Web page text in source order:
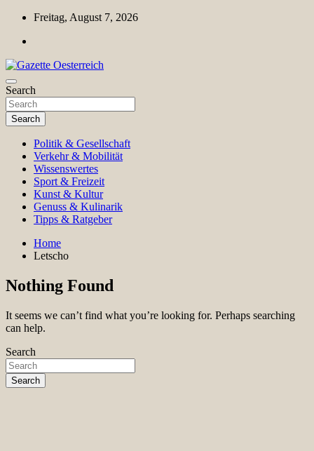
Skip
content
Freitag, August 7, 2026
Gazette Oesterreich
Magazin für Freizeit, Politik, Kultur & Wissenschaft
Search
Search
Politik & Gesellschaft
Verkehr & Mobilität
Wissenswertes
Sport & Freizeit
Kunst & Kultur
Genuss & Kulinarik
Tipps & Ratgeber
Home
Letscho
Nothing Found
It seems we can’t find what you’re looking for. Perhaps searching
can help.
Search
Search